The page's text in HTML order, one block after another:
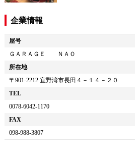
企業情報
屋号
ＧＡＲＡＧＥ ＮＡＯ
所在地
〒 901-2212 宜野湾市長田４－１４－２０
TEL
0078-6042-1170
FAX
098-988-3807